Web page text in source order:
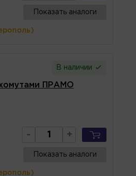
Показать аналоги
В наличии
ПРАМО
- +
Показать аналоги